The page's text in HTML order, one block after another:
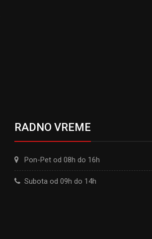
RADNO VREME
Pon-Pet od 08h do 16h
Subota od 09h do 14h